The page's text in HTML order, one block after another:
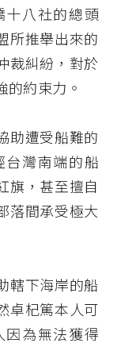
十八社的總頭
所推舉出來的
裁糾紛，對於
約束力。
助遭受船難的
灣南端的船
旗，甚至擅自
落間承受極大
轄下海岸的船
卓杞篤本人可
為無法獲得